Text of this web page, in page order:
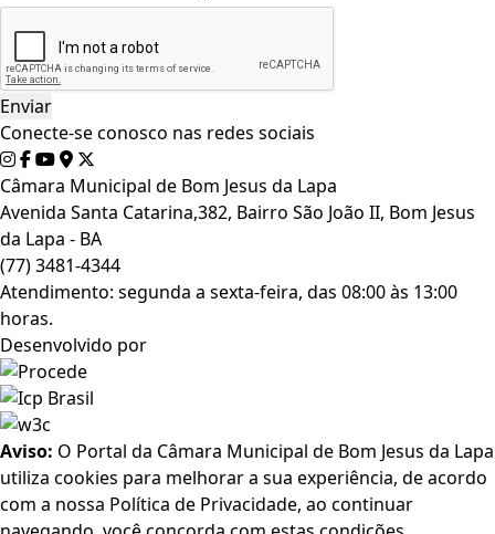
Conecte-se conosco nas redes sociais
Câmara Municipal de Bom Jesus da Lapa
Avenida Santa Catarina,382, Bairro São João II, Bom Jesus
da Lapa - BA
(77) 3481-4344
Atendimento: segunda a sexta-feira, das 08:00 às 13:00
horas.
Desenvolvido por
Aviso: O Portal da Câmara Municipal de Bom Jesus da Lapa
utiliza cookies para melhorar a sua experiência, de acordo
com a nossa Política de Privacidade, ao continuar